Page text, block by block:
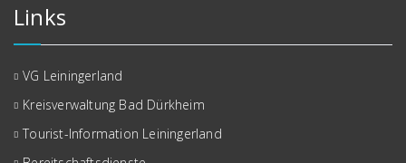
Links
VG Leiningerland
Kreisverwaltung Bad Dürkheim
Tourist-Information Leiningerland